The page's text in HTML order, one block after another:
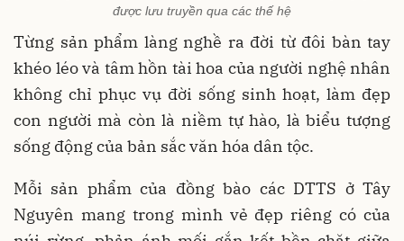
được lưu truyền qua các thế hệ
Từng sản phẩm làng nghề ra đời từ đôi bàn tay
khéo léo và tâm hồn tài hoa của người nghệ nhân
không chỉ phục vụ đời sống sinh hoạt, làm đẹp
con người mà còn là niềm tự hào, là biểu tượng
sống động của bản sắc văn hóa dân tộc.
Mỗi sản phẩm của đồng bào các DTTS ở Tây
Nguyên mang trong mình vẻ đẹp riêng có của